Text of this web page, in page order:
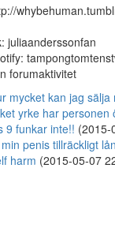
juliaanderssonfan
forumaktivitet
mycket kan jag
yrke har personen
9 funkar inte!! (2015-
penis tillräckligt
harm (2015-05-07